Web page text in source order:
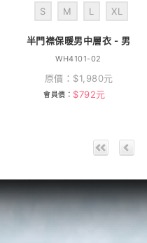
S M L XL
半門襟保暖男中層衣 - 男
WH4101-02
原價： $1,980元
會員價： $792元